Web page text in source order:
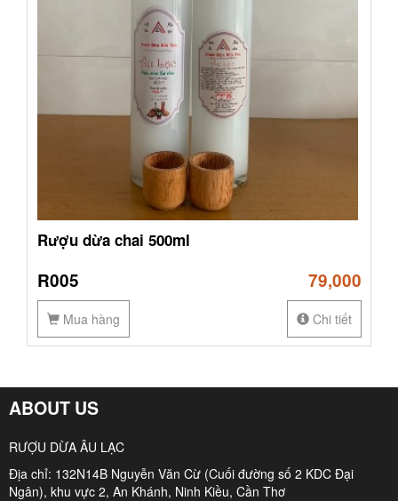
Rượu dừa chai 500ml
R005 79,000
Mua hàng Chi tiết
ABOUT US
RƯỢU DỪA ÂU LẠC
Địa chỉ: 132N14B Nguyễn Văn Cừ (Cuối đường số 2 KDC Đại
Ngân), khu vực 2, An Khánh, Ninh Kiều, Cần Thơ